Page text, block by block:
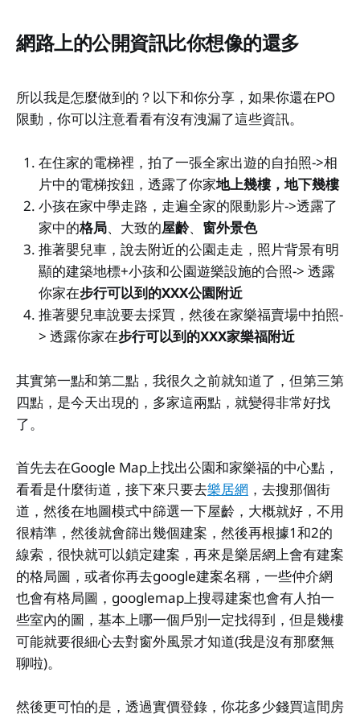
網路上的公開資訊比你想像的還多
所以我是怎麼做到的？以下和你分享，如果你還在PO
限動，你可以注意看看有沒有洩漏了這些資訊。
在住家的電梯裡，拍了一張全家出遊的自拍照->相
片中的電梯按鈕，透露了你家地上幾樓，地下幾樓
小孩在家中學走路，走遍全家的限動影片->透露了
家中的格局、大致的屋齡、 窗外景色
推著嬰兒車，說去附近的公園走走，照片背景有明
顯的建築地標+小孩和公園遊樂設施的合照-> 透露
你家在步行可以到的XXX公園附近
推著嬰兒車說要去採買，然後在家樂福賣場中拍照-
> 透露你家在步行可以到的XXX家樂福附近
其實第一點和第二點，我很久之前就知道了，但第三第
四點，是今天出現的，多家這兩點，就變得非常好找
了。
首先去在Google Map上找出公園和家樂福的中心點，
看看是什麼街道，接下來只要去樂居網 ，去搜那個街
道，然後在地圖模式中篩選一下屋齡，大概就好，不用
很精準，然後就會篩出幾個建案，然後再根據1和2的
線索，很快就可以鎖定建案，再來是樂居網上會有建案
的格局圖，或者你再去google建案名稱，一些仲介網
也會有格局圖，googlemap上搜尋建案也會有人拍一
些室內的圖，基本上哪一個戶別一定找得到，但是幾樓
可能就要很細心去對窗外風景才知道(我是沒有那麼無
聊啦)。
然後更可怕的是，透過實價登錄，你花多少錢買這間房